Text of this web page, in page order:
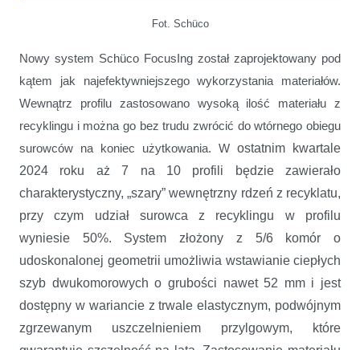
Fot. Schüco
Nowy system Schüco FocusIng został zaprojektowany pod
kątem jak najefektywniejszego wykorzystania materiałów.
Wewnątrz profilu zastosowano wysoką ilość materiału z
recyklingu i można go bez trudu zwrócić do wtórnego obiegu
surowców na koniec użytkowania. W ostatnim kwartale
2024 roku aż 7 na 10 profili będzie zawierało
charakterystyczny, „szary” wewnętrzny rdzeń z recyklatu,
przy czym udział surowca z recyklingu w profilu
wyniesie 50%. System złożony z 5/6 komór o
udoskonalonej geometrii umożliwia wstawianie ciepłych
szyb dwukomorowych o grubości nawet 52 mm i jest
dostępny w wariancie z trwale elastycznym, podwójnym
zgrzewanym uszczelnieniem przylgowym, które